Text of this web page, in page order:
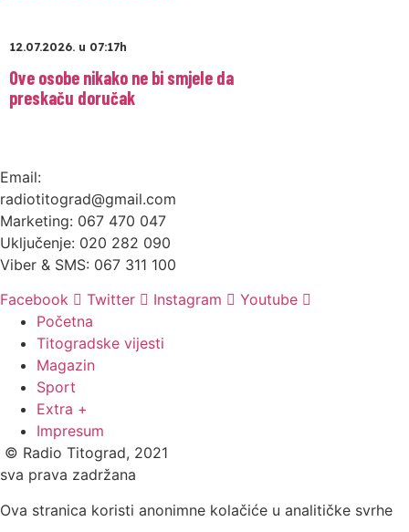
12.07.2026. u 07:17h
Ove osobe nikako ne bi smjele da
preskaču doručak
Email:
radiotitograd@gmail.com
Marketing: 067 470 047
Uključenje: 020 282 090
Viber & SMS: 067 311 100
Facebook
Twitter Instagram
Youtube
Početna
Titogradske vijesti
Magazin
Sport
Extra +
Impresum
© Radio Titograd, 2021
sva prava zadržana
Ova stranica koristi anonimne kolačiće u analitičke svrhe